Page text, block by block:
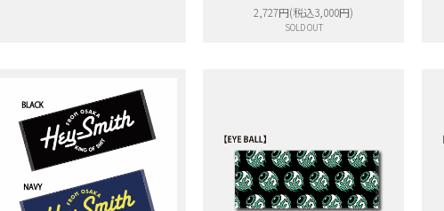
2,727円(税込3,000円)
SOLD OUT